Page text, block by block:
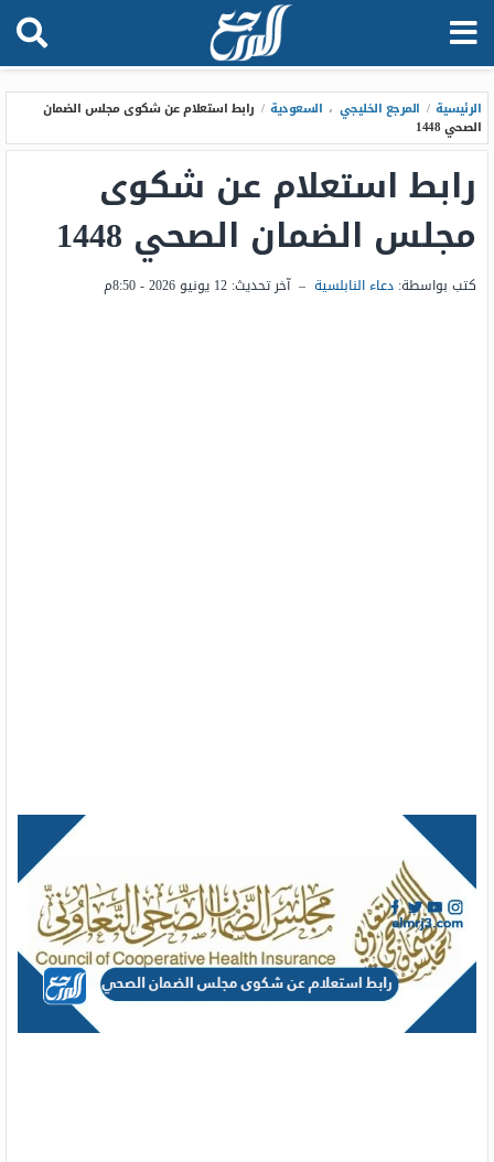
الرئيسية / المرجع الخليجي ، السعودية / رابط استعلام عن شكوى مجلس الضمان
الصحي 1448
رابط استعلام عن شكوى
مجلس الضمان الصحي 1448
كتب بواسطة: دعاء النابلسية – آخر تحديث: 12 يونيو 2026 - 8:50م